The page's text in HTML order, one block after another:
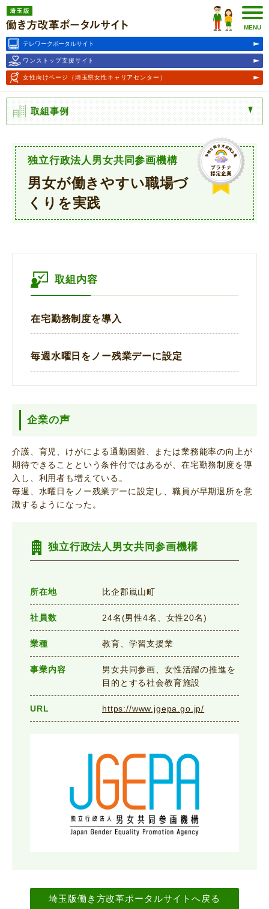
埼玉版働き方改革ポータルサ
イト
MENU
テレワークポータルサイト
ワンストップ支援サイト
女性向けページ （埼玉県女性キャリアセンター）
取組事例
独立行政法人男女共同参画機構
男女が働きやすい職場づ
くりを実践
取組内容
在宅勤務制度を導入
毎週水曜日をノー残業デーに設定
企業の声
介護、育児、けがによる通勤困難、または業務能率の向上が
期待できることという条件付ではあるが、在宅勤務制度を導
入し、利用者も増えている。
毎週、水曜日をノー残業デーに設定し、職員が早期退所を意
識するようになった。
独立行政法人男女共同参画機構
所在地 比企郡嵐山町
社員数 24名(男性4名、女性20名)
業種 教育、学習支援業
事業内容
男女共同参画、女性活躍の推進を
目的とする社会教育施設
URL https://www.jgepa.go.jp/
埼玉版働き方改革ポータルサイトへ戻る